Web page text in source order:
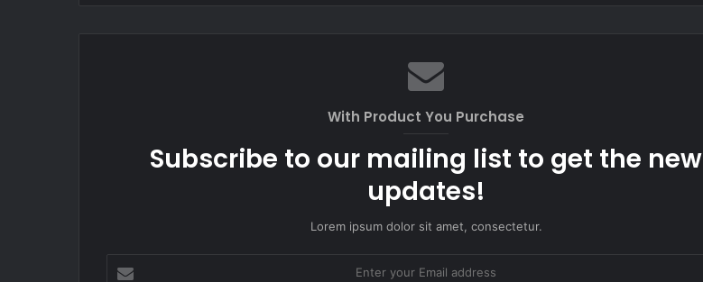
With Product You Purchase
Subscribe to our mailing list to get the new
updates!
Lorem ipsum dolor sit amet, consectetur.